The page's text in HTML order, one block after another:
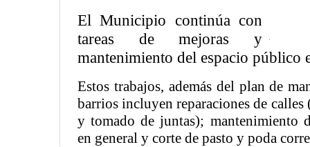
El Municipio continúa con
tareas de mejoras y
mantenimiento del espacio público
Estos trabajos, además del plan de
barrios incluyen reparaciones de calles
y tomado de juntas); mantenimiento
en general y corte de pasto y poda